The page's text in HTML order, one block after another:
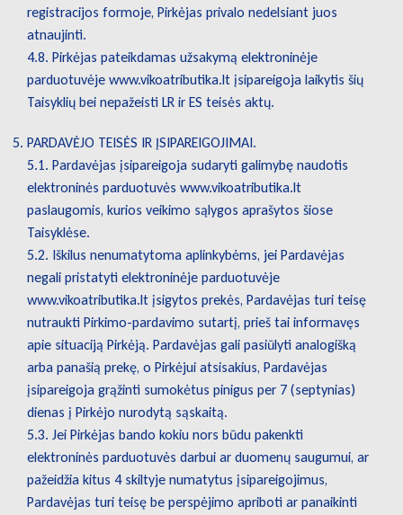
registracijos formoje, Pirkėjas privalo nedelsiant juos
atnaujinti.
4.8. Pirkėjas pateikdamas užsakymą elektroninėje
parduotuvėje www.vikoatributika.lt įsipareigoja laikytis šių
Taisyklių bei nepažeisti LR ir ES teisės aktų.
PARDAVĖJO TEISĖS IR ĮSIPAREIGOJIMAI.
5.1. Pardavėjas įsipareigoja sudaryti galimybę naudotis
elektroninės parduotuvės www.vikoatributika.lt
paslaugomis, kurios veikimo sąlygos aprašytos šiose
Taisyklėse.
5.2. Iškilus nenumatytoma aplinkybėms, jei Pardavėjas
negali pristatyti elektroninėje parduotuvėje
www.vikoatributika.lt įsigytos prekės, Pardavėjas turi teisę
nutraukti Pirkimo-pardavimo sutartį, prieš tai informavęs
apie situaciją Pirkėją. Pardavėjas gali pasiūlyti analogišką
arba panašią prekę, o Pirkėjui atsisakius, Pardavėjas
įsipareigoja grąžinti sumokėtus pinigus per 7 (septynias)
dienas į Pirkėjo nurodytą sąskaitą.
5.3. Jei Pirkėjas bando kokiu nors būdu pakenkti
elektroninės parduotuvės darbui ar duomenų saugumui, ar
pažeidžia kitus 4 skiltyje numatytus įsipareigojimus,
Pardavėjas turi teisę be perspėjimo apriboti ar panaikinti